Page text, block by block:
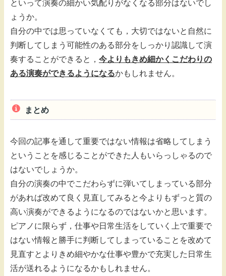
といって演奏の細かい気配りがなくなる部分はないでし
ょうか。
自分の中では思っていなくても，大切ではないと自然に
判断してしまう可能性のある部分をしっかり認識して演
奏することができると， 今よりもきめ細かくこだわりの
ある演奏ができるようになるかもしれません。
まとめ
今回の記事を通して重要ではない情報は省略してしまう
ということを感じることができた人もいらっしゃるので
はないでしょうか。
自分の演奏の中でこだわらずに弾いてしまっている部分
があれば改めて良く見直してみると今よりもずっと質の
高い演奏ができるようになるのではないかと思います。
ピアノに限らず，仕事や日常生活をしていく上で重要で
はない情報と勝手に判断してしまっていることを改めて
見直すとよりきめ細やかな仕事や豊かで充実した日常生
活が送れるようになるかもしれません。